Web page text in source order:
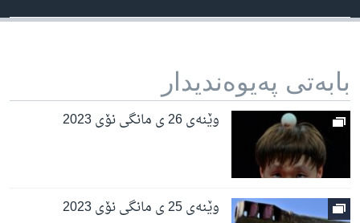
بابه‌تی په‌یوه‌ندیدار
وێنەی 26 ی مانگی نۆی 2023
وێنەی 25 ی مانگی نۆی 2023